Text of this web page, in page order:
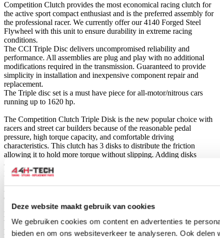
Deze website maakt gebruik van cookies
We gebruiken cookies om content en advertenties te
bieden en om ons websiteverkeer te analyseren. Ook
Competition Clutch provides the most economical racing clutch for
the active sport compact enthusiast and is the preferred assembly for
the professional racer. We currently offer our 4140 Forged Steel
Flywheel with this unit to ensure durability in extreme racing
conditions.
The CCI Triple Disc delivers uncompromised reliability and
performance. All assemblies are plug and play with no additional
modifications required in the transmission. Guaranteed to provide
simplicity in installation and inexpensive component repair and
replacement.
The Triple disc set is a must have piece for all-motor/nitrous cars
running up to 1620 hp.
The Competition Clutch Triple Disk is the new popular choice with
racers and street car builders because of the reasonable pedal
pressure, high torque capacity, and comfortable driving
characteristics. This clutch has 3 disks to distribute the friction
allowing it to hold more torque without slipping. Adding disks
allows the clutch to hold more torque without having to increase
pedal pressure.
A complete Competition Clutch RACE kit includes pressure plate,
clutch disc, flywheel bolts, flywheel and alignment pin.
NOTE: NO CLUTCH RELEASE BEARING IS INCLUDED
WITH THIS KIT. COMPETITION CLUTCH
RECOMMENDS YOU USE CLUTCHMASTERS